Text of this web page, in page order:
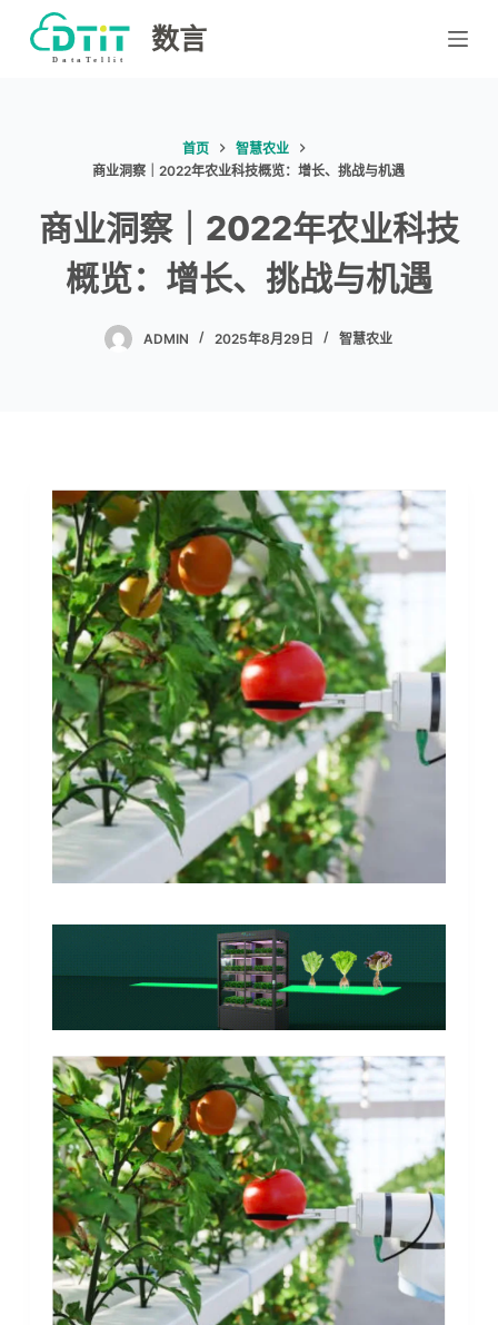
跳
过
数言
首页
智慧农业
商业洞察｜2022年农业科技概览：增长、挑战与机遇
商业洞察｜2022年农业科技
概览：增长、挑战与机遇
ADMIN 2025年8月29日 智慧农业